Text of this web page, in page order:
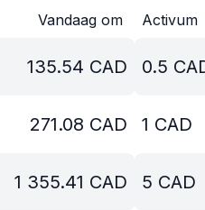
Vandaag om
135.54 CAD
271.08 CAD
1 355.41 CAD
Activum
0.5
1 CAD
5 CAD